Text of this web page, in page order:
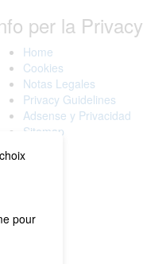
pour
per la Privacy
Home
Cookies
Notas Legales
Privacy Guidelines
Adsense y Privacidad
Sitemap